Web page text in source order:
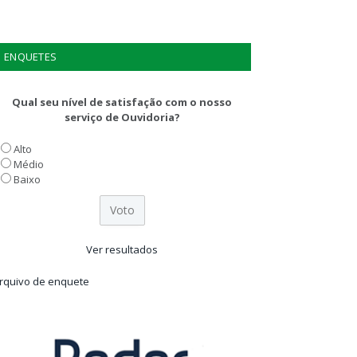
ENQUETES
Qual seu nível de satisfação com o nosso
serviço de Ouvidoria?
Alto
Médio
Baixo
Ver resultados
de enquete